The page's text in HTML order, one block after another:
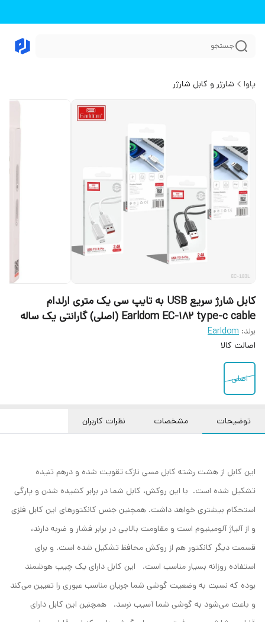
جستجو
پاوا شارژر و کابل شارژر
کابل شارژ سریع USB به تایپ سی یک متری ارلدام
Earldom EC-182 type-c cable ‏(اصلی) گارانتی یک ساله
برند: Earldom
اصالت کالا
اصلی
توضیحات مشخصات نظرات کاربران
این کابل از هشت رشته کابل مسی نازک تقویت شده و د‌ر‌هم تنیده
تشکیل شده است. با این روکش، کابل شما در برابر کشیده شدن و پارگی
استحکام بیشتری خواهد داشت. همچنین جنس کانکتورهای این کابل فلزی
و از آلیاژ آلومینیوم است و مقاومت بالایی در برابر فشار و ضربه دارند،
قسمت دیگر کانکتور هم از روکش محافظ تشکیل شده است. و برای
استفاده روزانه بسیار مناسب است. این کابل دارای یک چیپ هوشمند
بوده که نسبت به وضعیت گوشی شما جریان مناسب عبوری را تعیین می‌کند
و باعث می‌شود به گوشی شما آسیب نرسد. همچنین این کابل دارای